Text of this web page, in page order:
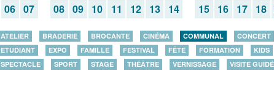
06 07 08 09 10 11 12 13 14 15 16 17 18
ATELIER BRADERIE BROCANTE CINÉMA COMMUNAL CONCERT
ETUDIANT
EXPO FAMILLE FESTIVAL FÊTE FORMATION KIDS
SPECTACLE
SPORT STAGE THÉÂTRE VERNISSAGE VISITE